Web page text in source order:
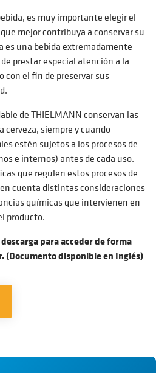
es muy importante elegir el
mejor contribuya a conservar su
es una bebida extremadamente
prestar especial atención a la
con el fin de preservar sus
de THIELMANN conservan las
cerveza, siempre y cuando
estén sujetos a los procesos de
e internos) antes de cada uso.
que regulen estos procesos de
cuenta distintas consideraciones
químicas que intervienen en
producto.
para acceder de forma
(Documento disponible en Inglés)